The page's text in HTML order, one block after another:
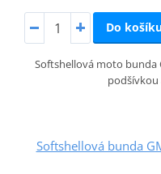
Do
Softshellová moto bunda
Softshellová bunda